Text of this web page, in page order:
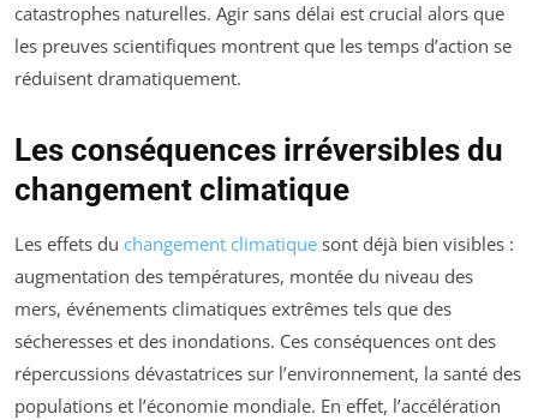
catastrophes naturelles. Agir sans délai est crucial alors que
les preuves scientifiques montrent que les temps d’action se
réduisent dramatiquement.
Les conséquences irréversibles du
changement climatique
Les effets du changement climatique sont déjà bien visibles :
augmentation des températures, montée du niveau des
mers, événements climatiques extrêmes tels que des
sécheresses et des inondations. Ces conséquences ont des
répercussions dévastatrices sur l’environnement, la santé des
populations et l’économie mondiale. En effet, l’accélération